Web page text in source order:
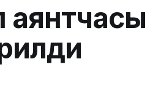
аянтчасы